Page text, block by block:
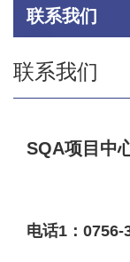
联系我们
联系我们
SQA项目中
电话1：